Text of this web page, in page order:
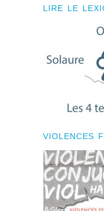
LIRE LE
VIOLENCES